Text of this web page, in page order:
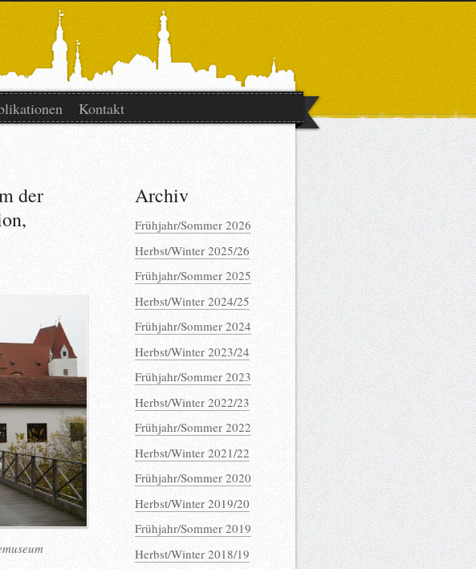
Kontakt
der
Archiv
Frühjahr/Sommer 2026
Herbst/Winter 2025/26
Frühjahr/Sommer 2025
Herbst/Winter 2024/25
Frühjahr/Sommer 2024
Herbst/Winter 2023/24
Frühjahr/Sommer 2023
Herbst/Winter 2022/23
Frühjahr/Sommer 2022
Herbst/Winter 2021/22
Frühjahr/Sommer 2020
Herbst/Winter 2019/20
Frühjahr/Sommer 2019
Herbst/Winter 2018/19